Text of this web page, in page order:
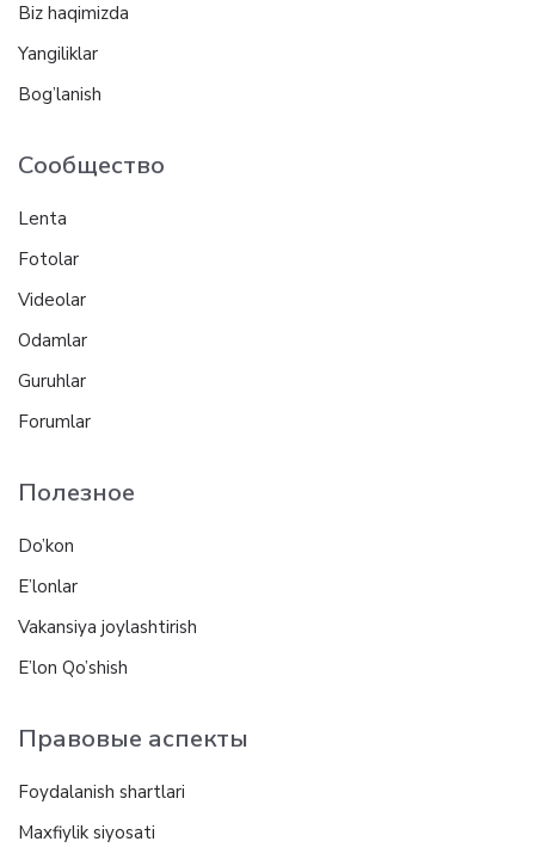
Biz haqimizda
Yangiliklar
Bog’lanish
Сообщество
Lenta
Fotolar
Videolar
Odamlar
Guruhlar
Forumlar
Полезное
Do’kon
E’lonlar
Vakansiya joylashtirish
E’lon Qo’shish
Правовые аспекты
Foydalanish shartlari
Maxfiylik siyosati